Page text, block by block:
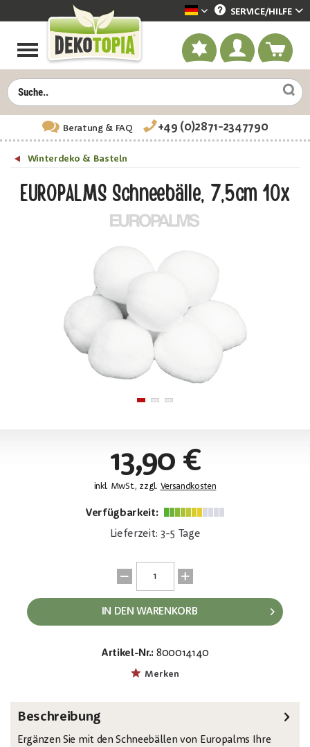
Dekotopia deutsch
SERVICE/HILFE
Beratung& FAQ +49 (0)2871-2347790
Winterdeko & Basteln
EUROPALMS Schneebälle, 7,5cm 10x
13,90 €
inkl. MwSt., zzgl. Versandkosten
Verfügbarkeit:
Lieferzeit: 3-5 Tage
IN DEN WARENKORB
Artikel-Nr.: 800014140
Merken
Beschreibung
Ergänzen Sie mit den Schneebällen von Europalms Ihre